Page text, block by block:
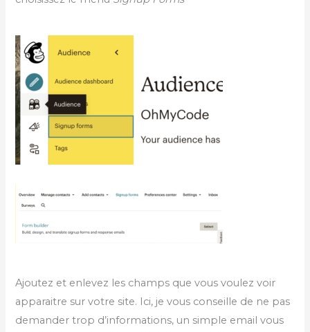
Ajoutez et enlevez les champs que vous voulez voir
apparaitre sur votre site. Ici, je vous conseille de ne pas
demander trop d’informations, un simple email vous